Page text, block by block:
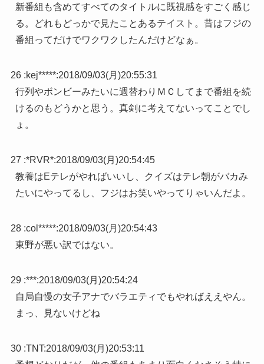
新番組も含めてすべてのタイトルに既視感をすごく感じ
る。どれもどっかで見たことあるテイスト。昔はフジの
番組ってだけでワクワクしたんだけどなぁ。
26 :kej*****:2018/09/03(月)20:55:31
行列やボンビーみたいに週替わりＭＣしてまで番組を続
けるのもどうかと思う。真剣に考えてないってことでし
ょ。
27 :*RVR*:2018/09/03(月)20:54:45
教養はEテレがやればいいし、クイズはテレ朝がバカみ
たいにやってるし、フジはお笑いやってりゃいんだよ。
28 :col*****:2018/09/03(月)20:54:43
東野が悪い訳ではない。
29 :***:2018/09/03(月)20:54:24
自局自慢の女子アナでバラエティでもやればええやん。
まっ、見ないけどね
30 :TNT:2018/09/03(月)20:53:11